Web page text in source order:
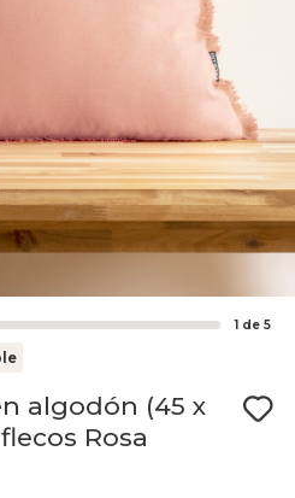
1 de 5
algodón (45 x
Rosa